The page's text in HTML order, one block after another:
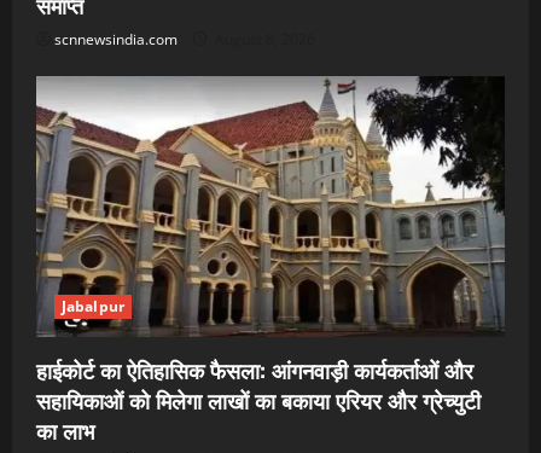
scnnewsindia.com
Jabalpur
हाईकोर्ट का ऐतिहासिक फैसला: आंगनवाड़ी कार्यकर्ताओं और
सहायिकाओं को मिलेगा लाखों का बकाया एरियर और ग्रेच्युटी
का लाभ